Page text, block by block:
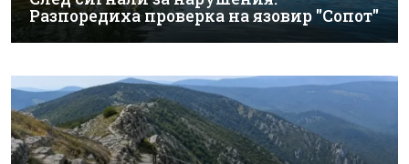
Разпоредиха проверка на язовир "Сопот"